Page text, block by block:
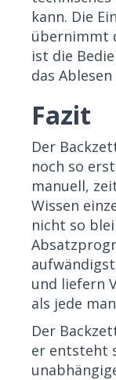
kann. Die
übernimmt
ist die
das
Fazit
Der
noch so
manuell,
Wissen
nicht so
und liefern
als jede
Der
er entsteht